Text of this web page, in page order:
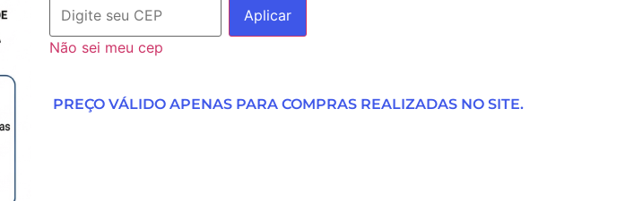
Aplicar
Não sei meu cep
PREÇO VÁLIDO APENAS PARA COMPRAS REALIZADAS NO SITE.